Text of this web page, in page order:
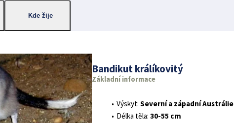
Kde žije
Bandikut králíkovitý
Základní informace
Výskyt:Severní a západní Austrálie
Délka těla:30-55 cm